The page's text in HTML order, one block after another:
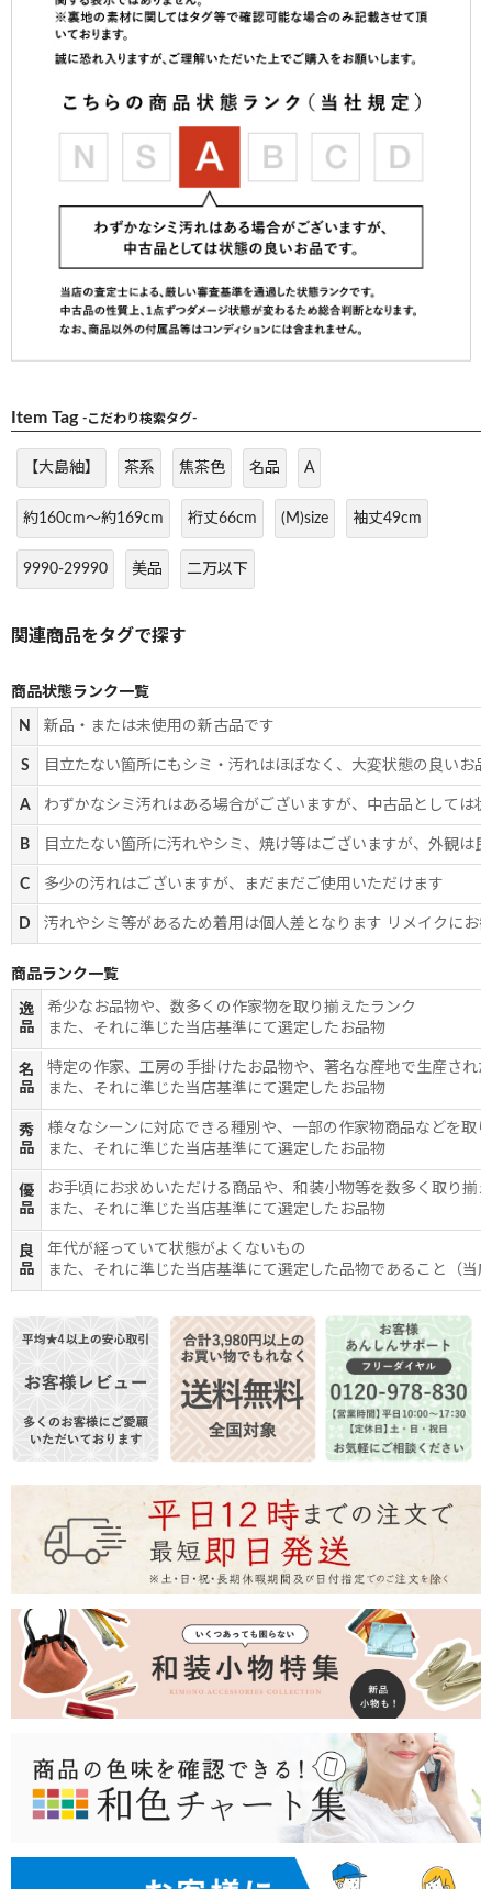
Item Tag -こだわり検索タグ-
【大島紬】 茶系 焦茶色 名品 A
約160cm～約169cm 裄丈66cm (M)size 袖丈49cm
9990-29990 美品 二万以下
商品状態ランク一覧
N 新品・または未使用の新古品です
S 目立たない箇所にもシミ・汚れはほぼなく、大変状態の良いお
A わずかなシミ汚れはある場合がございますが、中古品としては
B 目立たない箇所に汚れやシミ、焼け等はございますが、外観は
C 多少の汚れはございますが、まだまだご使用いただけます
D 汚れやシミ等があるため着用は個人差となります リメイクにお
商品ランク一覧
逸
品
希少なお品物や、数多くの作家物を取り揃えたランク
また、それに準じた当店基準にて選定したお品物
名
品
特定の作家、工房の手掛けたお品物や、著名な産地で生産され
また、それに準じた当店基準にて選定したお品物
秀
品
様々なシーンに対応できる種別や、一部の作家物商品などを取
また、それに準じた当店基準にて選定したお品物
優
品
お手頃にお求めいただける商品や、和装小物等を数多く取り揃
また、それに準じた当店基準にて選定したお品物
良
品
年代が経っていて状態がよくないもの
また、それに準じた当店基準にて選定した品物であること（当